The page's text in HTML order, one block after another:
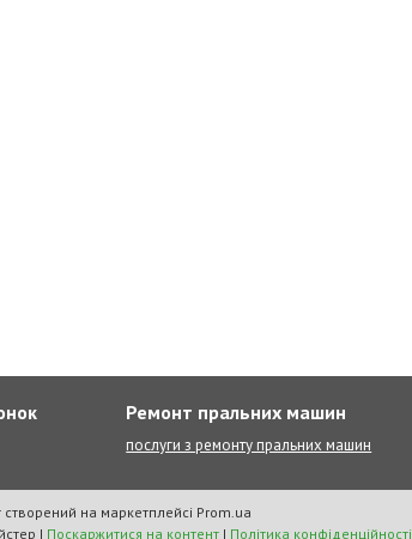
Ремонт пральних машин
послуги з ремонту пральних машин
створений на маркетплейсі Prom.ua
Сервісний центр "Гарант-Майстер | Поскаржитися на контент | Політика конфіденційності